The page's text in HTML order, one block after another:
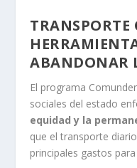
TRANSPORTE
ABANDONAR
El programa
sociales del estado
equidad y la
que el transporte
principales gastos